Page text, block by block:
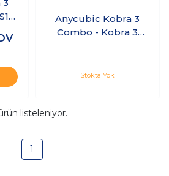
3
Anycubic Kobra 3
Combo - Kobra 3
Stokta Yok
listeleniyor.
1